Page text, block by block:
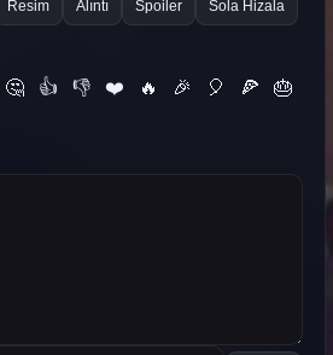
Resim Alıntı Spoiler Sola Hizala
🤔 👍 👎 ❤️ 🔥 🎉 🎈 🍕
🎂